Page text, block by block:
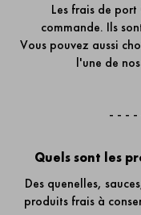
Les frais de
commande. Ils
Vous pouvez aussi
l'une de
- - -
Quels sont les
Des quenelles,
produits frais à